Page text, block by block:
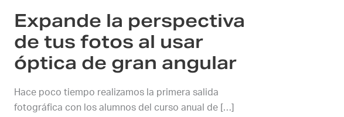
Expande la perspectiva
de tus fotos al usar
óptica de gran angular
Hace poco tiempo realizamos la primera salida
fotográfica con los alumnos del curso anual de […]
óptica
de
gran
angular